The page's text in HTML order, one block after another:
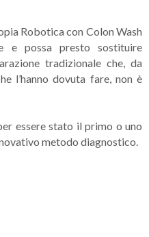
Robotica con Colon Wash
e possa presto sostituire
tradizionale che, da
l’hanno dovuta fare, non è
essere stato il primo o uno
metodo diagnostico.